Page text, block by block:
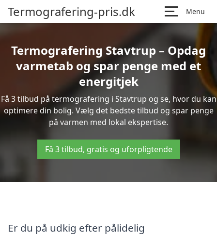
Termografering-pris.dk Menu
Termografering Stavtrup – Opdag
varmetab og spar penge med et
energitjek
Få 3 tilbud på termografering i Stavtrup og se, hvor du kan
optimere din bolig. Vælg det bedste tilbud og spar penge
på varmen med lokal ekspertise.
Få 3 tilbud, gratis og uforpligtende
Er du på udkig efter pålidelig